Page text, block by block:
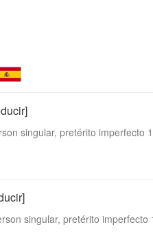
singular, pretérito imperfecto
singular, pretérito imperfecto